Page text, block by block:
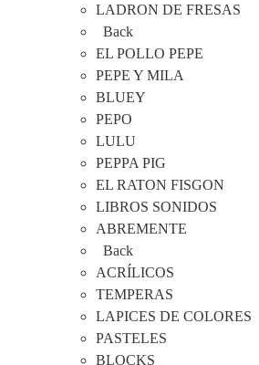
LADRON DE FRESAS
Back
EL POLLO PEPE
PEPE Y MILA
BLUEY
PEPO
LULU
PEPPA PIG
EL RATON FISGON
LIBROS SONIDOS
ABREMENTE
Back
ACRÍLICOS
TEMPERAS
LAPICES DE COLORES
PASTELES
BLOCKS